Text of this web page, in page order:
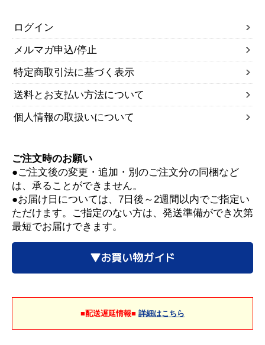
ログイン
メルマガ申込/停止
特定商取引法に基づく表示
送料とお支払い方法について
個人情報の取扱いについて
ご注文時のお願い
●ご注文後の変更・追加・別のご注文分の同梱など
は、承ることができません。
●お届け日については、7日後～2週間以内でご指定い
ただけます。ご指定のない方は、発送準備ができ次第
最短でお届けできます。
▼お買い物ガイド
■配送遅延情報■ 詳細はこちら